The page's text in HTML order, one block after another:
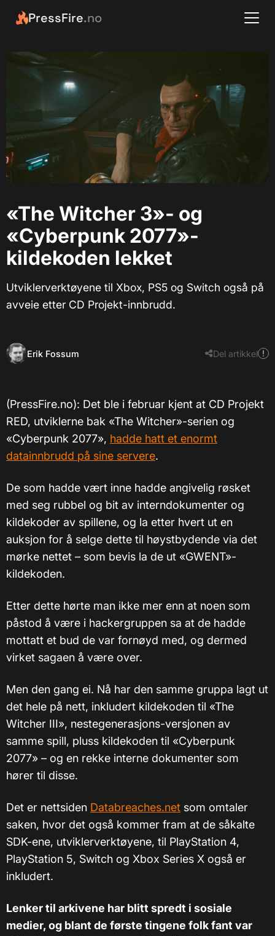
PressFire.no
«The Witcher 3»- og
«Cyberpunk 2077»-
kildekoden lekket
Utviklerverktøyene til Xbox, PS5 og Switch også på
avveie etter CD Projekt-innbrudd.
Erik Fossum Del artikkel
(PressFire.no): Det ble i februar kjent at CD Projekt
RED, utviklerne bak «The Witcher»-serien og
«Cyberpunk 2077», hadde hatt et enormt
datainnbrudd på sine servere.
De som hadde vært inne hadde angivelig røsket
med seg rubbel og bit av interndokumenter og
kildekoder av spillene, og la etter hvert ut en
auksjon for å selge dette til høystbydende via det
mørke nettet – som bevis la de ut «GWENT»-
kildekoden.
Etter dette hørte man ikke mer enn at noen som
påstod å være i hackergruppen sa at de hadde
mottatt et bud de var fornøyd med, og dermed
virket sagaen å være over.
Men den gang ei. Nå har den samme gruppa lagt ut
det hele på nett, inkludert kildekoden til «The
Witcher III», nestegenerasjons-versjonen av
samme spill, pluss kildekoden til «Cyberpunk
2077» – og en rekke interne dokumenter som
hører til disse.
Det er nettsiden Databreaches.net som omtaler
saken, hvor det også kommer fram at de såkalte
SDK-ene, utviklerverktøyene, til PlayStation 4,
PlayStation 5, Switch og Xbox Series X også er
inkludert.
Lenker til arkivene har blitt spredt i sosiale
medier, og blant de første tingene folk fant var